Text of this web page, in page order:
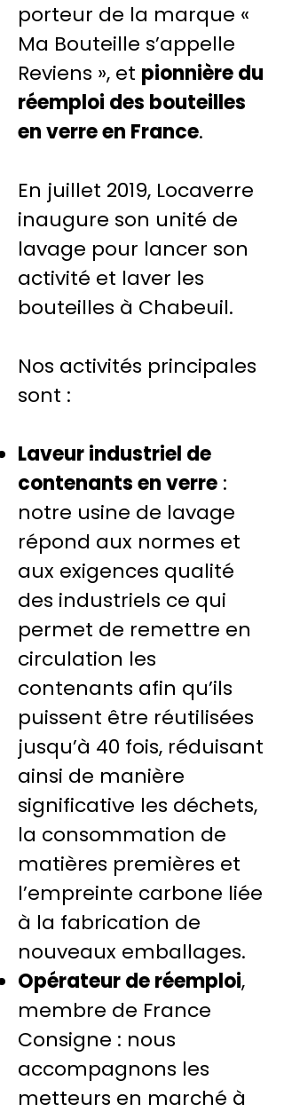
porteur de la marque «
Ma Bouteille s’appelle
Reviens », et pionnière du
réemploi des bouteilles
en verre en France.
En juillet 2019, Locaverre
inaugure son unité de
lavage pour lancer son
activité et laver les
bouteilles à Chabeuil.
Nos activités principales
sont :
Laveur industriel de
contenants en verre :
notre usine de lavage
répond aux normes et
aux exigences qualité
des industriels ce qui
permet de remettre en
circulation les
contenants afin qu’ils
puissent être réutilisées
jusqu’à 40 fois, réduisant
ainsi de manière
significative les déchets,
la consommation de
matières premières et
l’empreinte carbone liée
à la fabrication de
nouveaux emballages.
Opérateur de réemploi,
membre de France
Consigne : nous
accompagnons les
metteurs en marché à